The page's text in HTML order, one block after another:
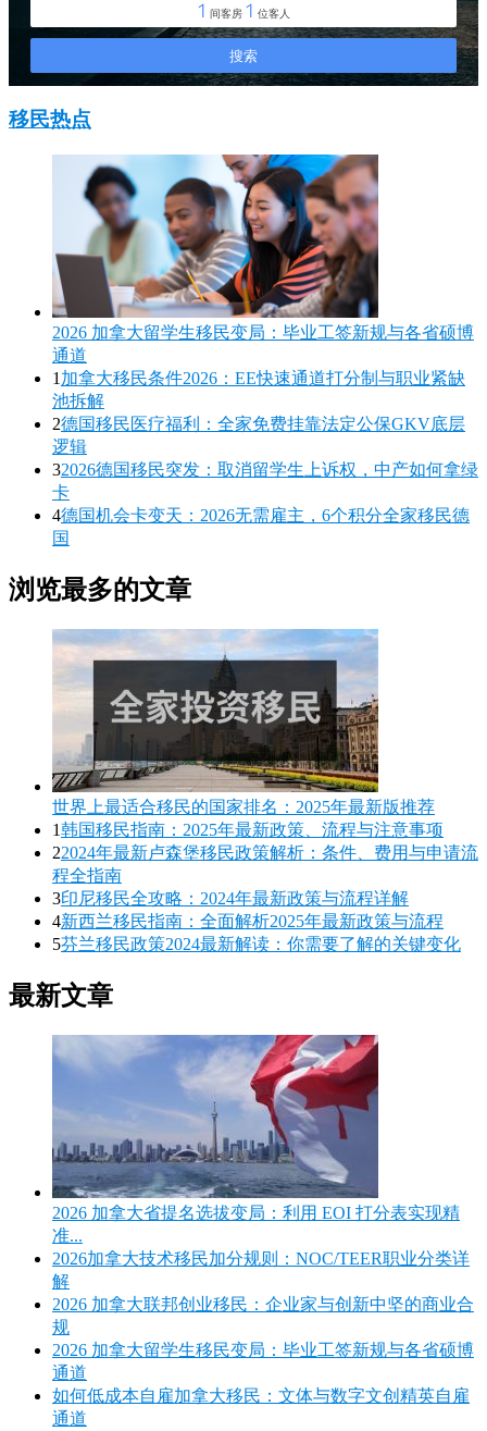
移民热点
2026 加拿大留学生移民变局：毕业工签新规与各省硕博
通道
1 加拿大移民条件2026：EE快速通道打分制与职业紧缺
池拆解
2德国移民医疗福利：全家免费挂靠法定公保GKV底层
逻辑
32026德国移民突发：取消留学生上诉权，中产如何拿绿
卡
4德国机会卡变天：2026无需雇主，6个积分全家移民德
国
浏览最多的文章
世界上最适合移民的国家排名：2025年最新版推荐
1韩国移民指南：2025年最新政策、流程与注意事项
22024年最新卢森堡移民政策解析：条件、费用与申请流
程全指南
3印尼移民全攻略：2024年最新政策与流程详解
4新西兰移民指南：全面解析2025年最新政策与流程
5芬兰移民政策2024最新解读：你需要了解的关键变化
最新文章
2026 加拿大省提名选拔变局：利用 EOI 打分表实现精
准...
2026加拿大技术移民加分规则：NOC/TEER职业分类详
解
2026 加拿大联邦创业移民：企业家与创新中坚的商业合
规
2026 加拿大留学生移民变局：毕业工签新规与各省硕博
通道
如何低成本自雇加拿大移民：文体与数字文创精英自雇
通道